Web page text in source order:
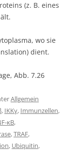
(z. B. eines
wo sie
dient.
Abb. 7.26
Allgemein
, IKKγ, Immunzellen,
κB,
,TRAF,
, Ubiquitin,